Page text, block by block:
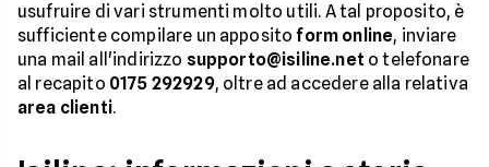
usufruire di vari strumenti molto utili. A tal proposito, è
sufficiente compilare un appositoform online, inviare
una mail all'indirizzo supporto@isiline.net o telefonare
al recapito 0175 292929, oltre ad accedere alla relativa
area clienti.